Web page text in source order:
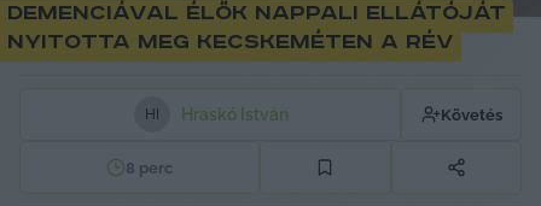
Demenciával élők nappali ellátóját
nyitotta meg Kecskeméten a Rév
H Hraskó István Követés
8 perc